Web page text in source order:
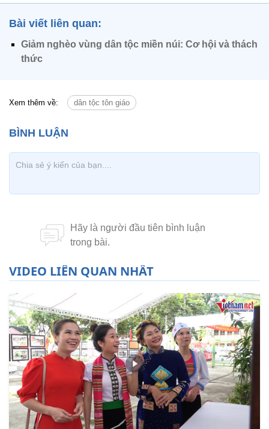
Bài viết liên quan:
Giảm nghèo vùng dân tộc miền núi: Cơ hội và thách
thức
Xem thêm về: dân tộc tôn giáo
VIDEO LIÊN QUAN NHẤT